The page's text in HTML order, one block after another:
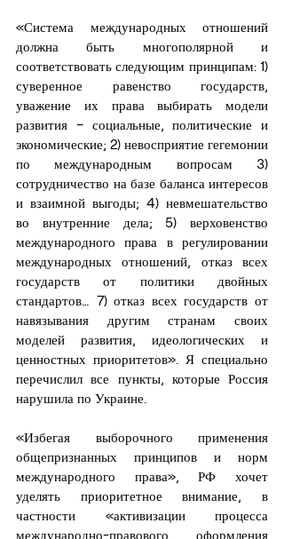
«Система международных отношений
должна быть многополярной и
соответствовать следующим принципам: 1)
суверенное равенство государств,
уважение их права выбирать модели
развития – социальные, политические и
экономические; 2) невосприятие гегемонии
по международным вопросам 3)
сотрудничество на базе баланса интересов
и взаимной выгоды; 4) невмешательство
во внутренние дела; 5) верховенство
международного права в регулировании
международных отношений, отказ всех
государств от политики двойных
стандартов… 7) отказ всех государств от
навязывания другим странам своих
моделей развития, идеологических и
ценностных приоритетов». Я специально
перечислил все пункты, которые Россия
нарушила по Украине.
«Избегая выборочного применения
общепризнанных принципов и норм
международного права», РФ хочет
уделять приоритетное внимание, в
частности «активизации процесса
международно-правового оформления